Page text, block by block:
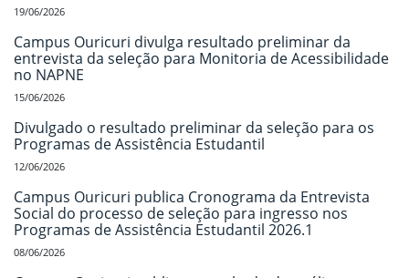
19/06/2026
Campus Ouricuri divulga resultado preliminar da
entrevista da seleção para Monitoria de Acessibilidade
no NAPNE
15/06/2026
Divulgado o resultado preliminar da seleção para os
Programas de Assistência Estudantil
12/06/2026
Campus Ouricuri publica Cronograma da Entrevista
Social do processo de seleção para ingresso nos
Programas de Assistência Estudantil 2026.1
08/06/2026